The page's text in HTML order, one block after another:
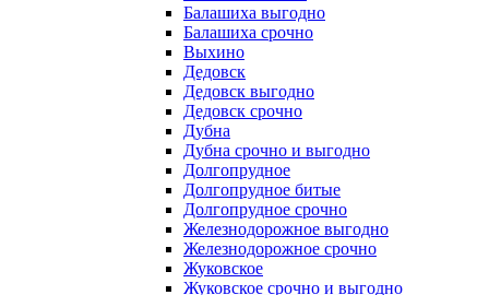
Балашиха выгодно
Балашиха срочно
Выхино
Дедовск
Дедовск выгодно
Дедовск срочно
Дубна
Дубна срочно и выгодно
Долгопрудное
Долгопрудное битые
Долгопрудное срочно
Железнодорожное выгодно
Железнодорожное срочно
Жуковское
Жуковское срочно и выгодно